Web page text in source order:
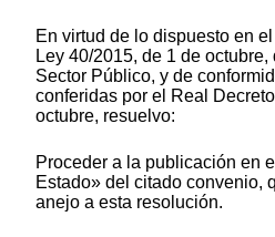
En virtud de lo dispuesto en
Ley 40/2015, de 1 de
Sector Público, y de
conferidas por el Real
octubre, resuelvo:
Proceder a la publicación en
Estado» del citado convenio,
anejo a esta resolución.